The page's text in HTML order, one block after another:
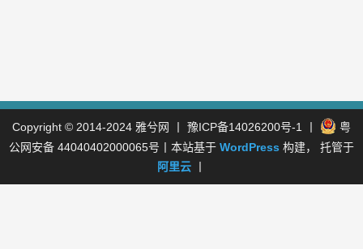
Copyright © 2014-2024 雅兮网 豫ICP备14026200号-1
粤
公网安备 44040402000065号 丨本站基于 WordPress 构建， 托管于
阿里云